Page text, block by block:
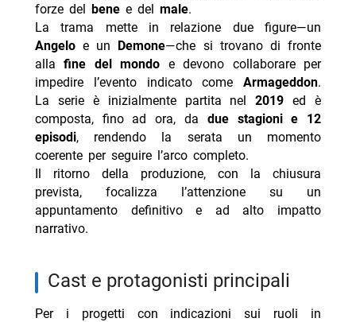
forze del benee del male.
La trama mette in relazione due figure—un
Angeloe un Demone—che si trovano di fronte
allafine del mondo e devono collaborare per
impedire l’evento indicato comeArmageddon.
La serie è inizialmente partita nel2019 ed è
composta, fino ad ora, da due stagioni e 12
episodi, rendendo la serata un momento
coerente per seguire l’arco completo.
Il ritorno della produzione, con la chiusura
prevista, focalizza l’attenzione su un
appuntamento definitivo e ad alto impatto
narrativo.
cast e protagonisti principali
Per i progetti con indicazioni sui ruoli in